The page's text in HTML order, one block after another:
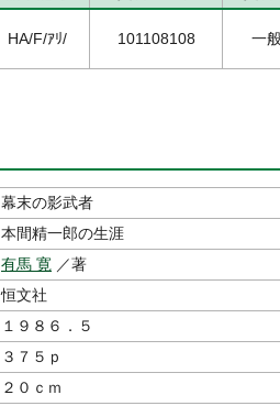
HA/F/ｱﾘ/ 101108108 一
幕末の影武者
本間精一郎の生涯
有馬 寛 ／著
恒文社
１９８６．５
３７５ｐ
２０ｃｍ